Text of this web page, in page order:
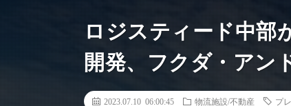
ロジスティード中部
開発、フクダ・アン
2023.07.10 06:00:45 物流施設/不動産 プ